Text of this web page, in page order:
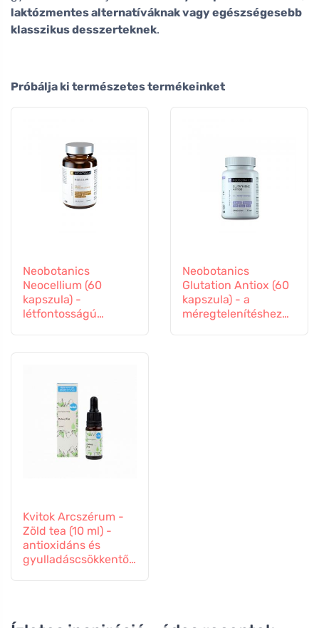
laktózmentes alternatíváknak vagy egészségesebb
klasszikus desszerteknek.
Próbálja ki természetes termékeinket
Neobotanics
Neocellium (60
kapszula) -
létfontosságú
Neobotanics
Glutation Antiox (60
kapszula) - a
méregtelenítéshez
Kvitok Arcszérum -
Zöld tea (10 ml) -
antioxidáns és
gyulladáscsökkentő